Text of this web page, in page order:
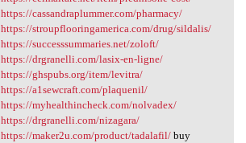
https://cassandraplummer.com/pharmacy/
https://stroupflooringamerica.com/drug/sildalis/
https://successsummaries.net/zoloft/
https://drgranelli.com/lasix-en-ligne/
https://ghspubs.org/item/levitra/
https://a1sewcraft.com/plaquenil/
https://myhealthincheck.com/nolvadex/
https://drgranelli.com/nizagara/
https://maker2u.com/product/tadalafil/buy